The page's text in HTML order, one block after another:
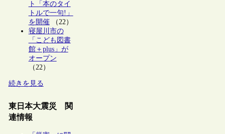
ト「本のタイ
トルで一句!」
を開催（22）
寝屋川市の
「こども図書
館＋plus」が
オープン
（22）
続きを見る
東日本大震災 関
連情報